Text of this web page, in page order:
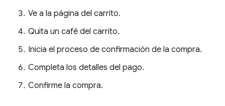
Ve a la página del carrito.
Quita un café del carrito.
Inicia el proceso de confirmación de la compra.
Completa los detalles del pago.
Confirme la compra.